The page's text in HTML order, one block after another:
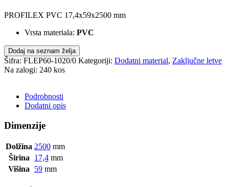
PROFILEX PVC 17,4x59x2500 mm
Vrsta materiala: PVC
Dodaj na seznam želja
Šifra: FLEP60-1020/0 Kategoriji: Dodatni material, Zaključne letve
Na zalogi: 240 kos
Podrobnosti
Dodatni opis
Dimenzije
Dolžina 2500 mm
Širina
17,4 mm
Višina
59 mm